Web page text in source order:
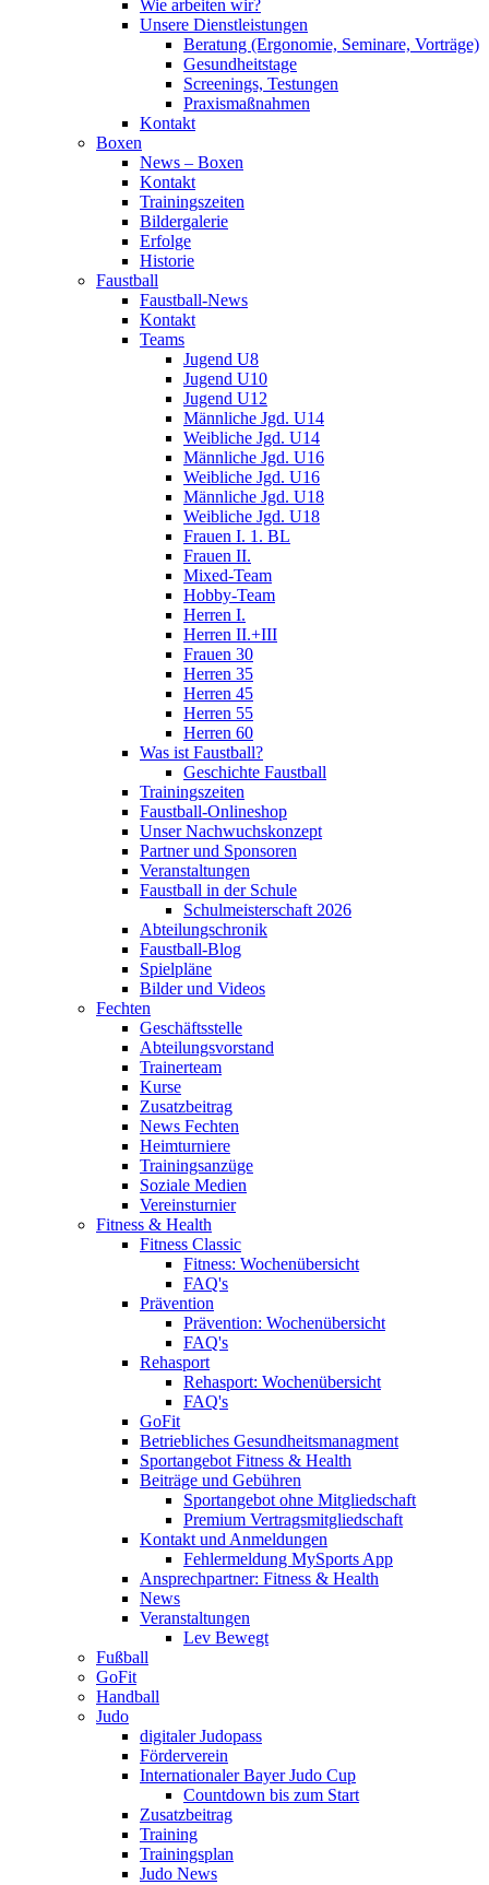
Wie arbeiten wir?
Unsere Dienstleistungen
Beratung (Ergonomie, Seminare, Vorträge)
Gesundheitstage
Screenings, Testungen
Praxismaßnahmen
Kontakt
Boxen
News – Boxen
Kontakt
Trainingszeiten
Bildergalerie
Erfolge
Historie
Faustball
Faustball-News
Kontakt
Teams
Jugend U8
Jugend U10
Jugend U12
Männliche Jgd. U14
Weibliche Jgd. U14
Männliche Jgd. U16
Weibliche Jgd. U16
Männliche Jgd. U18
Weibliche Jgd. U18
Frauen I. 1. BL
Frauen II.
Mixed-Team
Hobby-Team
Herren I.
Herren II.+III
Frauen 30
Herren 35
Herren 45
Herren 55
Herren 60
Was ist Faustball?
Geschichte Faustball
Trainingszeiten
Faustball-Onlineshop
Unser Nachwuchskonzept
Partner und Sponsoren
Veranstaltungen
Faustball in der Schule
Schulmeisterschaft 2026
Abteilungschronik
Faustball-Blog
Spielpläne
Bilder und Videos
Fechten
Geschäftsstelle
Abteilungsvorstand
Trainerteam
Kurse
Zusatzbeitrag
News Fechten
Heimturniere
Trainingsanzüge
Soziale Medien
Vereinsturnier
Fitness & Health
Fitness Classic
Fitness: Wochenübersicht
FAQ's
Prävention
Prävention: Wochenübersicht
FAQ's
Rehasport
Rehasport: Wochenübersicht
FAQ's
GoFit
Betriebliches Gesundheitsmanagment
Sportangebot Fitness & Health
Beiträge und Gebühren
Sportangebot ohne Mitgliedschaft
Premium Vertragsmitgliedschaft
Kontakt und Anmeldungen
Fehlermeldung MySports App
Ansprechpartner: Fitness & Health
News
Veranstaltungen
Lev Bewegt
Fußball
GoFit
Handball
Judo
digitaler Judopass
Förderverein
Internationaler Bayer Judo Cup
Countdown bis zum Start
Zusatzbeitrag
Training
Trainingsplan
Judo News